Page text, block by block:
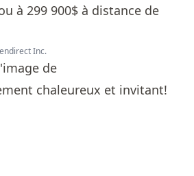
Inc.
de
chaleureux et invitant!